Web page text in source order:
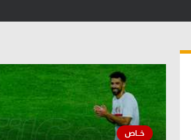
تحقيق في الجول
تقرير في الجول
تحليل في الجول